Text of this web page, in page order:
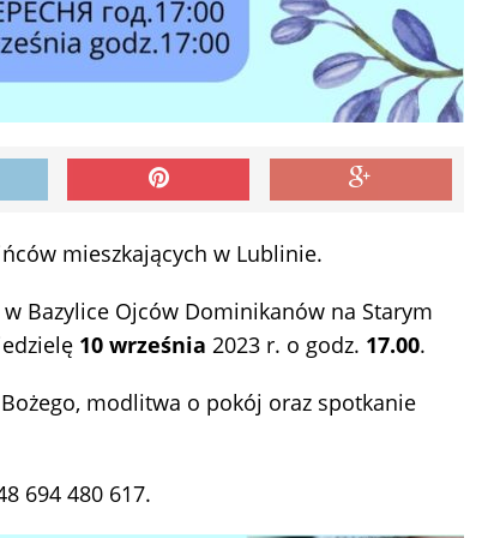
mieszkających w Lublinie.
Bazylice Ojców Dominikanów na Starym
10 września 2023 r. o godz. 17.00.
modlitwa o pokój oraz spotkanie
694 480 617.